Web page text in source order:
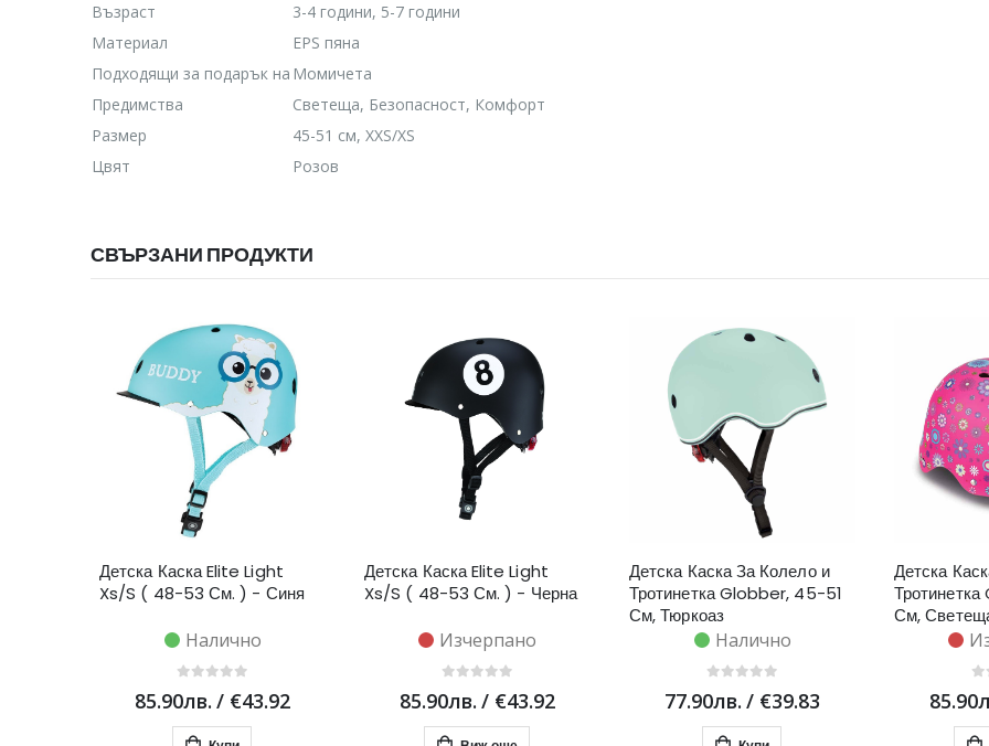
Възраст
3-4 години, 5-7 години
Материал
EPS пяна
Подходящи за подарък на Момичета
Предимства
Светеща, Безопасност, Комфорт
Размер
45-51 см, XXS/XS
Цвят
Розов
СВЪРЗАНИ ПРОДУКТИ
Детска Каска Elite Light
Xs/S ( 48-53 См. ) - Синя
Налично
85.90лв. / €43.92
Детска Каска Elite Light
Xs/S ( 48-53 См. ) - Черна
Изчерпано
85.90лв. / €43.92
Детска Каска За Колело и
Тротинетка Globber, 45-51
См, Тюркоаз
Налично
77.90лв. / €39.83
Детска
См,